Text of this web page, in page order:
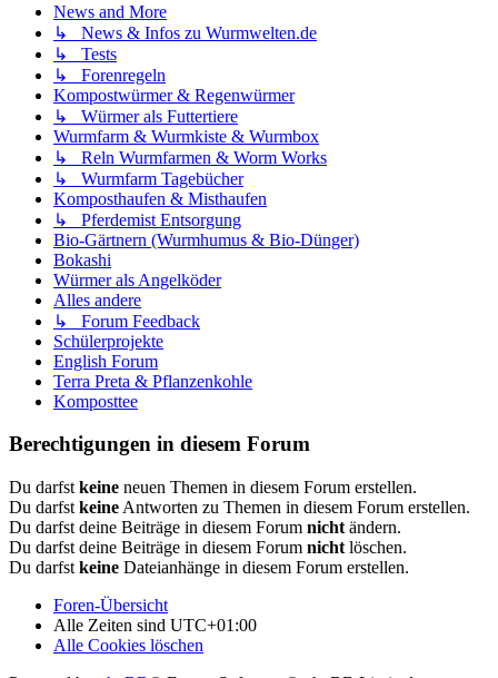
News and More
↳ News & Infos zu Wurmwelten.de
↳ Tests
↳ Forenregeln
Kompostwürmer & Regenwürmer
↳ Würmer als Futtertiere
Wurmfarm & Wurmkiste & Wurmbox
↳ Reln Wurmfarmen & Worm Works
↳ Wurmfarm Tagebücher
Komposthaufen & Misthaufen
↳ Pferdemist Entsorgung
Bio-Gärtnern (Wurmhumus & Bio-Dünger)
Bokashi
Würmer als Angelköder
Alles andere
↳ Forum Feedback
Schülerprojekte
English Forum
Terra Preta & Pflanzenkohle
Komposttee
Berechtigungen in diesem Forum
Du darfst keine neuen Themen in diesem Forum erstellen.
Du darfst keine Antworten zu Themen in diesem Forum erstellen.
Du darfst deine Beiträge in diesem Forum nicht ändern.
Du darfst deine Beiträge in diesem Forum nicht löschen.
Du darfst keine Dateianhänge in diesem Forum erstellen.
Foren-Übersicht
Alle Zeiten sind UTC+01:00
Alle Cookies löschen